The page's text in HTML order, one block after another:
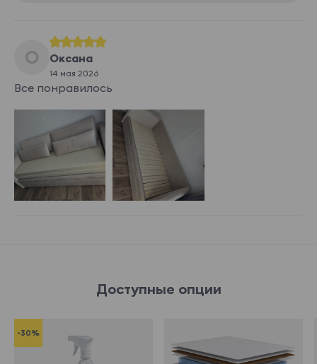
О Оксана
14 мая 2026
Все понравилось
Доступные опции
-30%